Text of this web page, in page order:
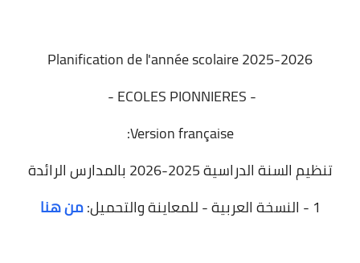
- ECOLES PIONNIERES -
Version française:
تنظيم السنة الدراسية 2025-2026 بالمدارس الرائدة
1 - النسخة العربية - للمعاينة والتحميل:
من هنا